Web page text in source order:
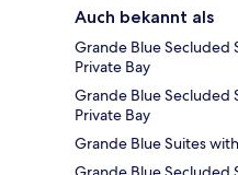
Auch bekannt als
Grande Blue Secluded
Private Bay
Grande Blue Secluded
Private Bay
Grande Blue Suites